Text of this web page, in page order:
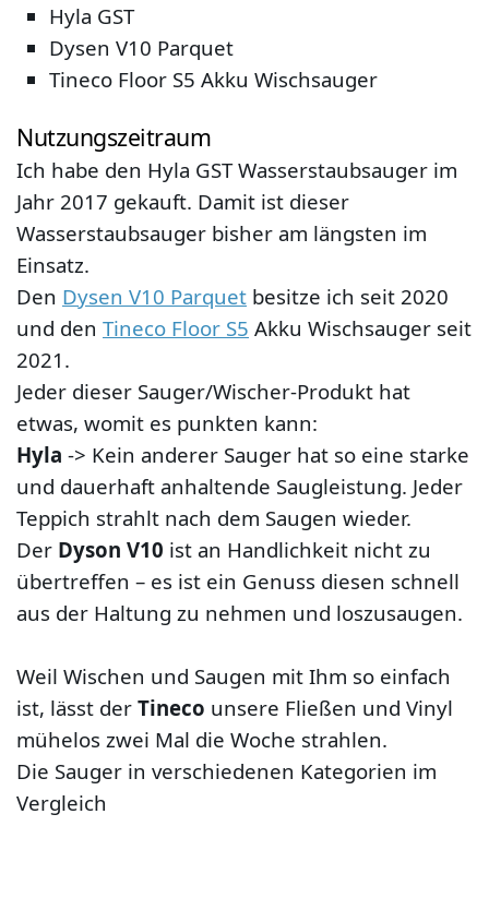
Hyla GST
Dysen V10 Parquet
Tineco Floor S5 Akku Wischsauger
Nutzungszeitraum
Ich habe den Hyla GST Wasserstaubsauger im
Jahr 2017 gekauft. Damit ist dieser
Wasserstaubsauger bisher am längsten im
Einsatz.
Den Dysen V10 Parquet besitze ich seit 2020
und den Tineco Floor S5 Akku Wischsauger seit
2021.
Jeder dieser Sauger/Wischer-Produkt hat
etwas, womit es punkten kann:
Hyla -> Kein anderer Sauger hat so eine starke
und dauerhaft anhaltende Saugleistung. Jeder
Teppich strahlt nach dem Saugen wieder.
Der Dyson V10 ist an Handlichkeit nicht zu
übertreffen – es ist ein Genuss diesen schnell
aus der Haltung zu nehmen und loszusaugen.
Weil Wischen und Saugen mit Ihm so einfach
ist, lässt der Tineco unsere Fließen und Vinyl
mühelos zwei Mal die Woche strahlen.
Die Sauger in verschiedenen Kategorien im
Vergleich